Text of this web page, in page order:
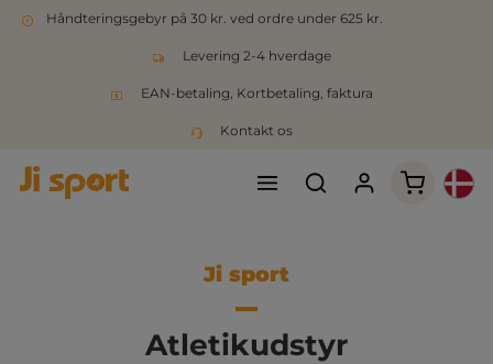
Håndteringsgebyr på 30 kr. ved ordre under 625 kr.
Levering 2-4 hverdage
EAN-betaling, Kortbetaling, faktura
Kontakt os
Ji sport
Atletikudstyr